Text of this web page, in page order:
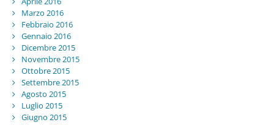
Marzo 2016
Febbraio 2016
Gennaio 2016
Dicembre 2015
Novembre 2015
Ottobre 2015
Settembre 2015
Agosto 2015
Luglio 2015
Giugno 2015